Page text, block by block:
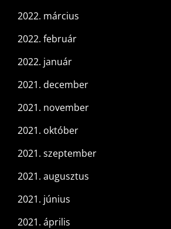
2022. március
2022. február
2022. január
2021. december
2021. november
2021. október
2021. szeptember
2021. augusztus
2021. június
2021. április